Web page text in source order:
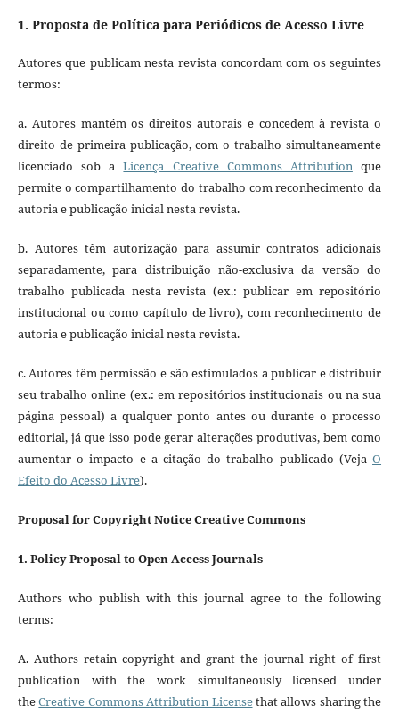
1. Proposta de Política para Periódicos de Acesso Livre
Autores que publicam nesta revista concordam com os seguintes
termos:
a. Autores mantém os direitos autorais e concedem à revista o
direito de primeira publicação, com o trabalho simultaneamente
licenciado sob aLicença Creative Commons Attributionque
permite o compartilhamento do trabalho com reconhecimento da
autoria e publicação inicial nesta revista.
b. Autores têm autorização para assumir contratos adicionais
separadamente, para distribuição não-exclusiva da versão do
trabalho publicada nesta revista (ex.: publicar em repositório
institucional ou como capítulo de livro), com reconhecimento de
autoria e publicação inicial nesta revista.
c. Autores têm permissão e são estimulados a publicar e distribuir
seu trabalho online (ex.: em repositórios institucionais ou na sua
página pessoal) a qualquer ponto antes ou durante o processo
editorial, já que isso pode gerar alterações produtivas, bem como
aumentar o impacto e a citação do trabalho publicado (VejaO
Efeito do Acesso Livre).
Proposal for Copyright Notice Creative Commons
1. Policy Proposal to Open Access Journals
Authors who publish with this journal agree to the following
terms:
A. Authors retain copyright and grant the journal right of first
publication with the work simultaneously licensed under
theCreative Commons Attribution Licensethat allows sharing the